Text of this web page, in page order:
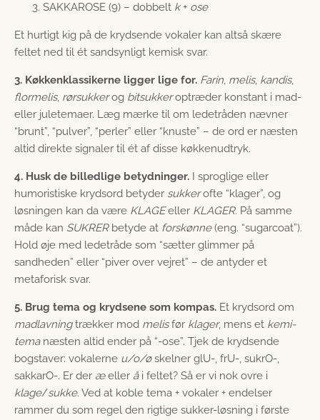
SAKKAROSE (9) – dobbelt k+ ose
Et hurtigt kig på de krydsende vokaler kan altså skære
feltet ned til ét sandsynligt kemisk svar.
3. Køkkenklassikerne ligger lige for. Farin, melis, kandis,
flormelis, rørsukkerog bitsukkeroptræder konstant i mad-
eller juletemaer. Læg mærke til om ledetråden nævner
“brunt”, “pulver”, “perler” eller “knuste” – de ord er næsten
altid direkte signaler til ét af disse køkkenudtryk.
4. Husk de billedlige betydninger. I sproglige eller
humoristiske krydsord betyder sukkerofte “klager”, og
løsningen kan da være KLAGEeller KLAGER. På samme
måde kan SUKRERbetyde at forskønne(eng. “sugarcoat”).
Hold øje med ledetråde som “sætter glimmer på
sandheden” eller “piver over vejret” – de antyder et
metaforisk svar.
5. Brug tema og krydsene som kompas. Et krydsord om
madlavningtrækker mod melisfør klager, mens et kemi-
temanæsten altid ender på “-ose”. Tjek de krydsende
bogstaver: vokalerne u/o/øskelner glU-, frU-, sukrO-,
sakkarO-. Er der æeller åi feltet? Så er vi nok ovre i
klage/sukke. Ved at koble tema + vokaler + endelser
rammer du som regel den rigtige sukker-løsning i første